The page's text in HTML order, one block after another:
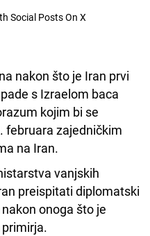
Social Posts On X
nakon što je Iran prvi
s Izraelom baca
kojim bi se
februara zajedničkim
na Iran.
vanjskih
preispitati diplomatski
onoga što je